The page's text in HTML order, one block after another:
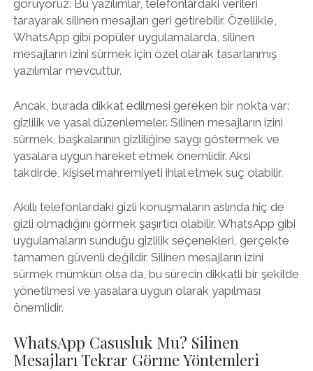
görüyoruz. Bu yazılımlar, telefonlardaki verileri
tarayarak silinen mesajları geri getirebilir. Özellikle,
WhatsApp gibi popüler uygulamalarda, silinen
mesajların izini sürmek için özel olarak tasarlanmış
yazılımlar mevcuttur.
Ancak, burada dikkat edilmesi gereken bir nokta var:
gizlilik ve yasal düzenlemeler. Silinen mesajların izini
sürmek, başkalarının gizliliğine saygı göstermek ve
yasalara uygun hareket etmek önemlidir. Aksi
takdirde, kişisel mahremiyeti ihlal etmek suç olabilir.
Akıllı telefonlardaki gizli konuşmaların aslında hiç de
gizli olmadığını görmek şaşırtıcı olabilir. WhatsApp gibi
uygulamaların sunduğu gizlilik seçenekleri, gerçekte
tamamen güvenli değildir. Silinen mesajların izini
sürmek mümkün olsa da, bu sürecin dikkatli bir şekilde
yönetilmesi ve yasalara uygun olarak yapılması
önemlidir.
WhatsApp Casusluk Mu? Silinen
Mesajları Tekrar Görme Yöntemleri